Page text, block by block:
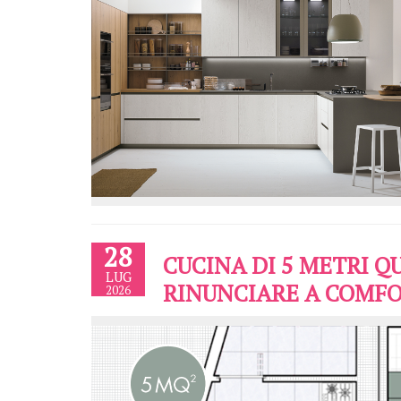
28
LUG
2026
CUCINA DI 5 METRI
RINUNCIARE A